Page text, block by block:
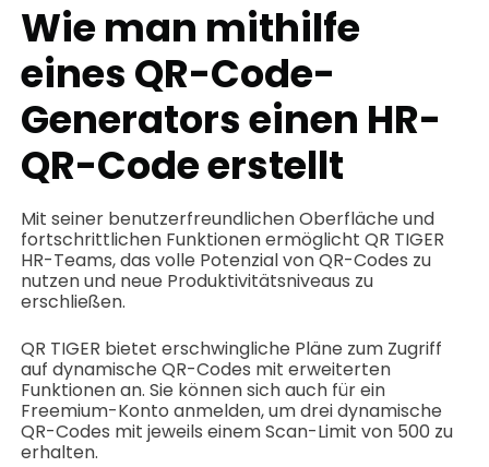
Wie man mithilfe
eines QR-Code-
Generators einen HR-
QR-Code erstellt
Mit seiner benutzerfreundlichen Oberfläche und
fortschrittlichen Funktionen ermöglicht QR TIGER
HR-Teams, das volle Potenzial von QR-Codes zu
nutzen und neue Produktivitätsniveaus zu
erschließen.
QR TIGER bietet erschwingliche Pläne zum Zugriff
auf dynamische QR-Codes mit erweiterten
Funktionen an. Sie können sich auch für ein
Freemium-Konto anmelden, um drei dynamische
QR-Codes mit jeweils einem Scan-Limit von 500 zu
erhalten.